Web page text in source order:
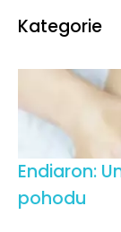
Kategorie
Endiaron:
pohodu